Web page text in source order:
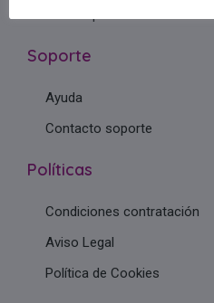
Soporte
Ayuda
Contacto soporte
Políticas
Condiciones contratación
Aviso Legal
Política de Cookies